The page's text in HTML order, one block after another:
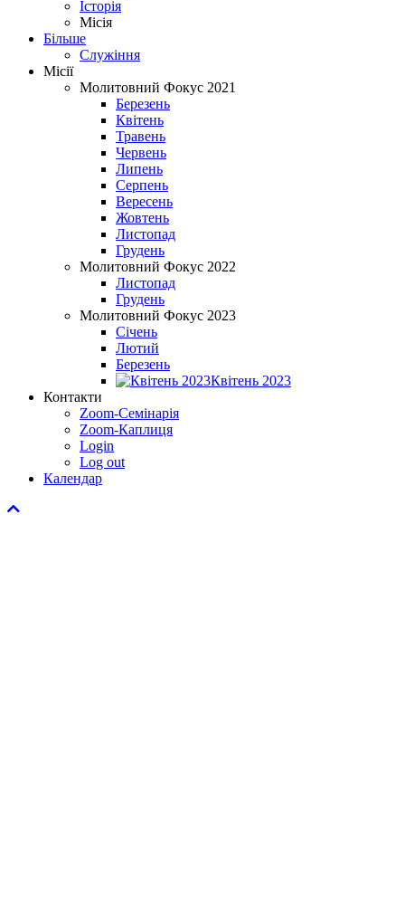
Історія
Місія
Більше
Служіння
Місії
Молитовний Фокус 2021
Березень
Квітень
Травень
Червень
Липень
Серпень
Вересень
Жовтень
Листопад
Грудень
Молитовний Фокус 2022
Листопад
Грудень
Молитовний Фокус 2023
Січень
Лютий
Березень
Квітень 2023
Контакти
Zoom-Семінарія
Zoom-Каплиця
Login
Log out
Календар